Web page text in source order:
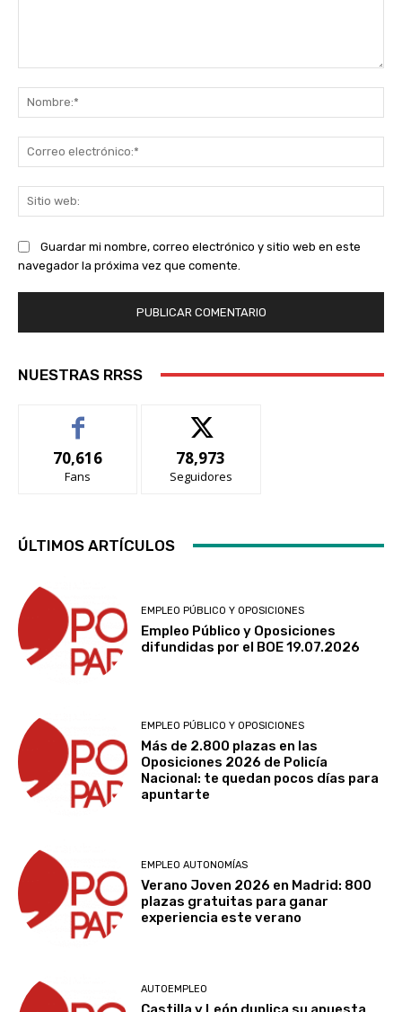
Guardar mi nombre, correo electrónico y sitio web en este
navegador la próxima vez que comente.
NUESTRAS RRSS
70,616
Fans
78,973
Seguidores
ÚLTIMOS ARTÍCULOS
EMPLEO PÚBLICO Y OPOSICIONES
Empleo Público y Oposiciones
difundidas por el BOE 19.07.2026
EMPLEO PÚBLICO Y OPOSICIONES
Más de 2.800 plazas en las
Oposiciones 2026 de Policía
Nacional: te quedan pocos días para
apuntarte
EMPLEO AUTONOMÍAS
Verano Joven 2026 en Madrid: 800
plazas gratuitas para ganar
experiencia este verano
AUTOEMPLEO